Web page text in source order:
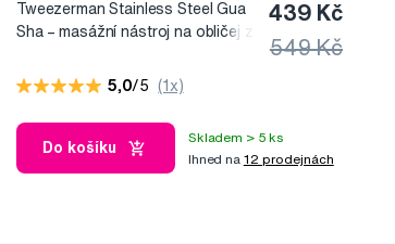
Tweezerman Stainless Steel Gua
Sha –⁠⁠⁠⁠⁠⁠ masážní nástroj na obličej z
439 Kč
549 Kč
5,0/5 (1x)
Do košíku
Skladem > 5 ks
Ihned na 12 prodejnách